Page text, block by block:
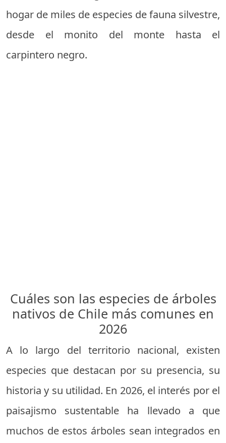
hogar de miles de especies de fauna silvestre,
desde el monito del monte hasta el
carpintero negro.
Cuáles son las especies de árboles
nativos de Chile más comunes en
2026
A lo largo del territorio nacional, existen
especies que destacan por su presencia, su
historia y su utilidad. En 2026, el interés por el
paisajismo sustentable ha llevado a que
muchos de estos árboles sean integrados en